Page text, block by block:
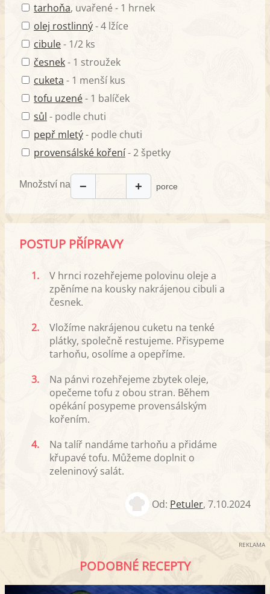
tarhoňa, uvařené - 1 hrnek
olej rostlinný- 4 lžíce
cibule- 1/2 ks
česnek- 1 stroužek
cuketa - 1 menší kus
tofu uzené- 1 balíček
sůl - podle chuti
pepř mletý- podle chuti
provensálské koření- 2 špetky
Množství na − + porce
POSTUP PŘÍPRAVY
1.
V hrnci rozehřejeme polovinu oleje a
zpěníme na kousky nakrájenou cibuli a
česnek.
2.
Vložíme nakrájenou cuketu na tenké
plátky, společně restujeme. Přisypeme
tarhoňu, osolíme a opepříme.
3.
Na pánvi rozehřejeme zbytek oleje,
opečeme tofu z obou stran. Během
opékání posypeme provensálským
kořením.
4.
Na talíř nandáme tarhoňu a přidáme
křupavé tofu. Můžeme doplnit o
zeleninový salát.
Od: Petuler, 7.10.2024
REKLAMA
PODOBNÉ RECEPTY